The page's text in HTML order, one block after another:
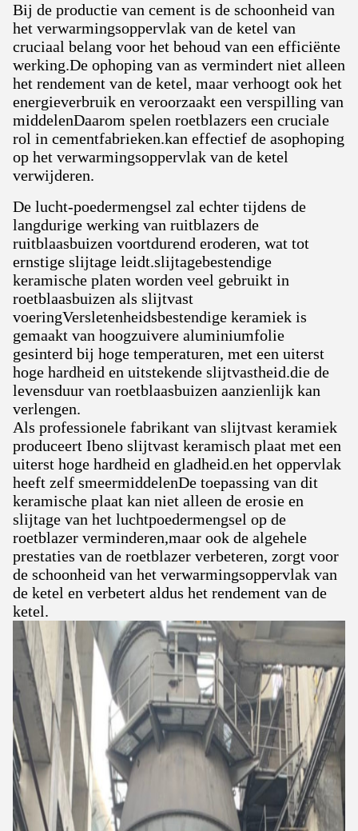
Bij de productie van cement is de schoonheid van
het verwarmingsoppervlak van de ketel van
cruciaal belang voor het behoud van een efficiënte
werking.De ophoping van as vermindert niet alleen
het rendement van de ketel, maar verhoogt ook het
energieverbruik en veroorzaakt een verspilling van
middelenDaarom spelen roetblazers een cruciale
rol in cementfabrieken.kan effectief de asophoping
op het verwarmingsoppervlak van de ketel
verwijderen.
De lucht-poedermengsel zal echter tijdens de
langdurige werking van ruitblazers de
ruitblaasbuizen voortdurend eroderen, wat tot
ernstige slijtage leidt.slijtagebestendige
keramische platen worden veel gebruikt in
roetblaasbuizen als slijtvast
voeringVersletenheidsbestendige keramiek is
gemaakt van hoogzuivere aluminiumfolie
gesinterd bij hoge temperaturen, met een uiterst
hoge hardheid en uitstekende slijtvastheid.die de
levensduur van roetblaasbuizen aanzienlijk kan
verlengen.
Als professionele fabrikant van slijtvast keramiek
produceert Ibeno slijtvast keramisch plaat met een
uiterst hoge hardheid en gladheid.en het oppervlak
heeft zelf smeermiddelenDe toepassing van dit
keramische plaat kan niet alleen de erosie en
slijtage van het luchtpoedermengsel op de
roetblazer verminderen,maar ook de algehele
prestaties van de roetblazer verbeteren, zorgt voor
de schoonheid van het verwarmingsoppervlak van
de ketel en verbetert aldus het rendement van de
ketel.